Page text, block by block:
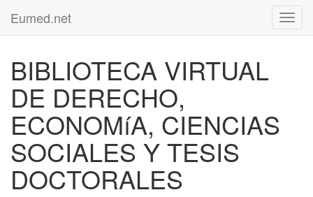
Eumed.net
BIBLIOTECA VIRTUAL
DE DERECHO,
ECONOMíA, CIENCIAS
SOCIALES Y TESIS
DOCTORALES